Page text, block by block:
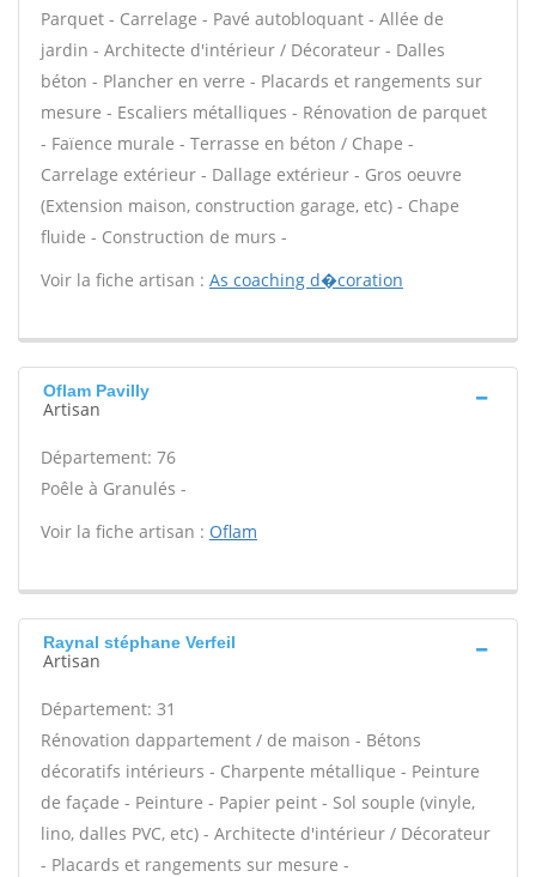
Parquet - Carrelage - Pavé autobloquant - Allée de
jardin - Architecte d'intérieur / Décorateur - Dalles
béton - Plancher en verre - Placards et rangements sur
mesure - Escaliers métalliques - Rénovation de parquet
- Faïence murale - Terrasse en béton / Chape -
Carrelage extérieur - Dallage extérieur - Gros oeuvre
(Extension maison, construction garage, etc) - Chape
fluide - Construction de murs -
Voir la fiche artisan : As coaching d�coration
Oflam Pavilly
Artisan
Département: 76
Poêle à Granulés -
Voir la fiche artisan : Oflam
Raynal stéphane Verfeil
Artisan
Département: 31
Rénovation dappartement / de maison - Bétons
décoratifs intérieurs - Charpente métallique - Peinture
de façade - Peinture - Papier peint - Sol souple (vinyle,
lino, dalles PVC, etc) - Architecte d'intérieur / Décorateur
- Placards et rangements sur mesure -